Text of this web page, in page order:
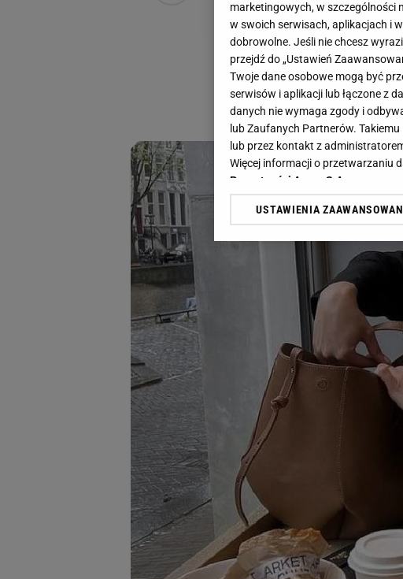
AB, W materiale zamieszczono linki i
19 września 2024, 21:10
Te botki znikają z półek,
klasyka i świetna jakość
opcja na sezon jesienno-
marketingowych, w szczególności
w swoich serwisach, aplikacjach i
dobrowolne. Jeśli nie chcesz
przejdź do „Ustawień
Twoje dane osobowe mogą być
serwisów i aplikacji lub łączone z
danych nie wymaga zgody i
lub Zaufanych Partnerów.
lub przez kontakt z
Więcej informacji o przetwarzaniu
Prywatności Agora S.A.
Klikając „Akceptuję” wyrażasz
dotyczące plików cookie,
odnośnik „Ustawienia
plików cookie możliwa jest także
My, nasi Zaufani Partnerzy i
Użycie dokładnych danych
Przechowywanie informacji na
badnie odbiorców i ulepszanie
USTAWIENIA